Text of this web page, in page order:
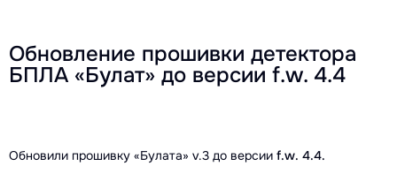
Обновление прошивки детектора
БПЛА «Булат» до версии f.w. 4.4
Обновили прошивку «Булата» v.3 до версии f.w. 4.4.